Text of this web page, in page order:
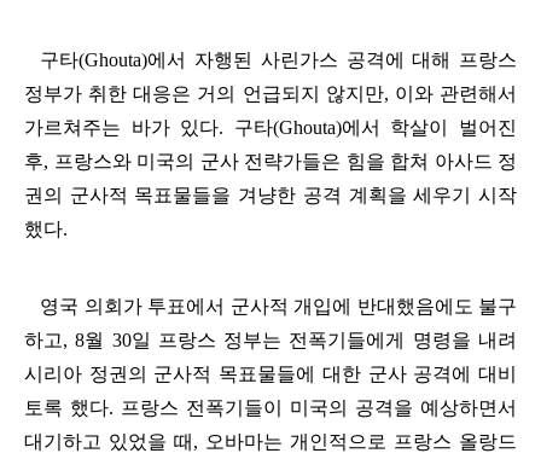
구타(Ghouta)에서 자행된 사린가스 공격에 대해 프랑스
정부가 취한 대응은 거의 언급되지 않지만, 이와 관련해서
가르쳐주는 바가 있다. 구타(Ghouta)에서 학살이 벌어진
후, 프랑스와 미국의 군사 전략가들은 힘을 합쳐 아사드 정
권의 군사적 목표물들을 겨냥한 공격 계획을 세우기 시작
했다.
영국 의회가 투표에서 군사적 개입에 반대했음에도 불구
하고, 8월 30일 프랑스 정부는 전폭기들에게 명령을 내려
시리아 정권의 군사적 목표물들에 대한 군사 공격에 대비
토록 했다. 프랑스 전폭기들이 미국의 공격을 예상하면서
대기하고 있었을 때 , 오바마는 개인적으로 프랑스 올랑드